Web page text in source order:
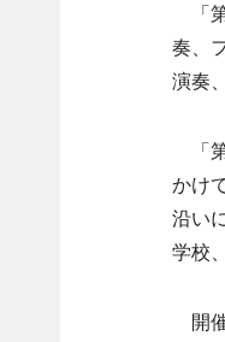
「
奏、
演奏
「
かけ
沿い
学校
開